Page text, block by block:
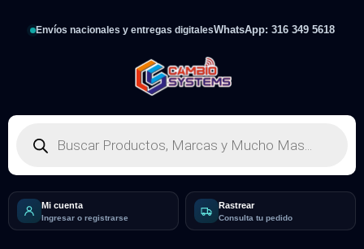
Envíos nacionales y entregas digitalesWhatsApp: 316 349 5618
Mi cuenta
Ingresar o registrarse
Rastrear
Consulta tu pedido